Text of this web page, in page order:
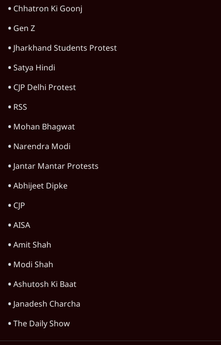
Chhatron Ki Goonj
Gen Z
Jharkhand Students Protest
Satya Hindi
CJP Delhi Protest
RSS
Mohan Bhagwat
Narendra Modi
Jantar Mantar Protests
Abhijeet Dipke
CJP
AISA
Amit Shah
Modi Shah
Ashutosh Ki Baat
Janadesh Charcha
The Daily Show